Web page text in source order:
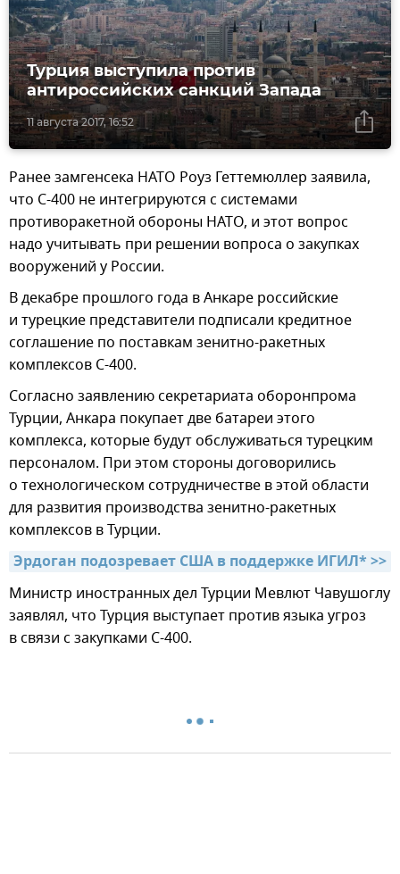
11 августа 2017, 16:52
Турция выступила против
антироссийских санкций Запада
Ранее замгенсека НАТО Роуз Геттемюллер заявила,
что С-400 не интегрируются с системами
противоракетной обороны НАТО, и этот вопрос
надо учитывать при решении вопроса о закупках
вооружений у России.
В декабре прошлого года в Анкаре российские
и турецкие представители подписали кредитное
соглашение по поставкам зенитно-ракетных
комплексов С-400.
Согласно заявлению секретариата оборонпрома
Турции, Анкара покупает две батареи этого
комплекса, которые будут обслуживаться турецким
персоналом. При этом стороны договорились
о технологическом сотрудничестве в этой области
для развития производства зенитно-ракетных
комплексов в Турции.
Эрдоган подозревает США в поддержке ИГИЛ* >>
Министр иностранных дел Турции Мевлют Чавушоглу
заявлял, что Турция выступает против языка угроз
в связи с закупками С-400.